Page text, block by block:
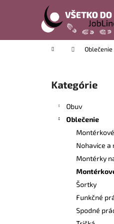
Domov Oblečenie
Preskočiť
kategórie
Kategórie
Obuv
Oblečenie
Nohavice a
Montérky
Šortky
Funkčné
Spodné
í
Späť
do
Späť
do